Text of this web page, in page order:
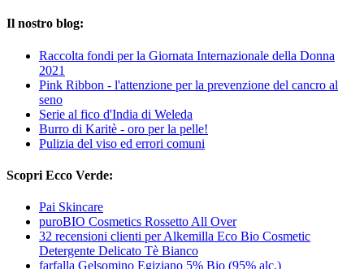
Il nostro blog:
Raccolta fondi per la Giornata Internazionale della Donna
2021
Pink Ribbon - l'attenzione per la prevenzione del cancro al
seno
Serie al fico d'India di Weleda
Burro di Karitè - oro per la pelle!
Pulizia del viso ed errori comuni
Scopri Ecco Verde:
Pai Skincare
puroBIO Cosmetics Rossetto All Over
32 recensioni clienti per Alkemilla Eco Bio Cosmetic
Detergente Delicato Tè Bianco
farfalla Gelsomino Egiziano 5% Bio (95% alc.)